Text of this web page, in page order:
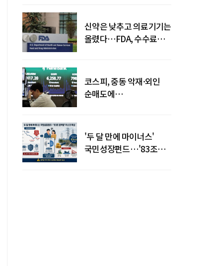
신약은 낮추고 의료기기는
올렸다…FDA, 수수료
코스피, 중동 악재·외인
순매도에
'두 달 만에 마이너스'
국민성장펀드…'83조